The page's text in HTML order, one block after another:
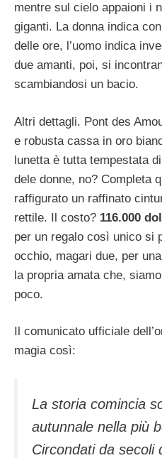
mentre sul cielo appaioni i
giganti. La donna indica
delle ore, l’uomo indica
due amanti, poi, si
scambiandosi un bacio.
Altri dettagli. Pont des
e robusta cassa in oro
lunetta è tutta tempestata
dele donne, no? Completa
raffigurato un raffinato
rettile. Il costo? 116.000
per un regalo così unico si
occhio, magari due, per
la propria amata che,
poco.
Il comunicato ufficiale
magia così:
La storia comincia
autunnale nella più
Circondati da secoli